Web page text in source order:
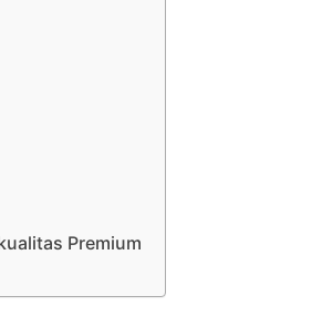
Premium